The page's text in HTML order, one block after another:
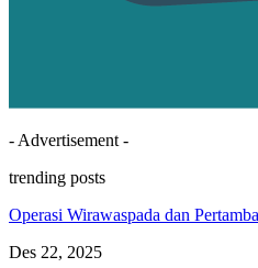
- Advertisement -
trending posts
Operasi Wirawaspada dan
Des 22, 2025